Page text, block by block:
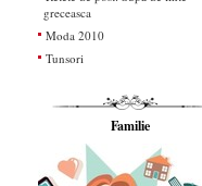
greceasca
Moda 2010
Tunsori
Familie